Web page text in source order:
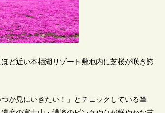
ど近い本栖湖リゾート敷地内に芝桜が咲き誇
か見にいきたい！」とチェックしている筆